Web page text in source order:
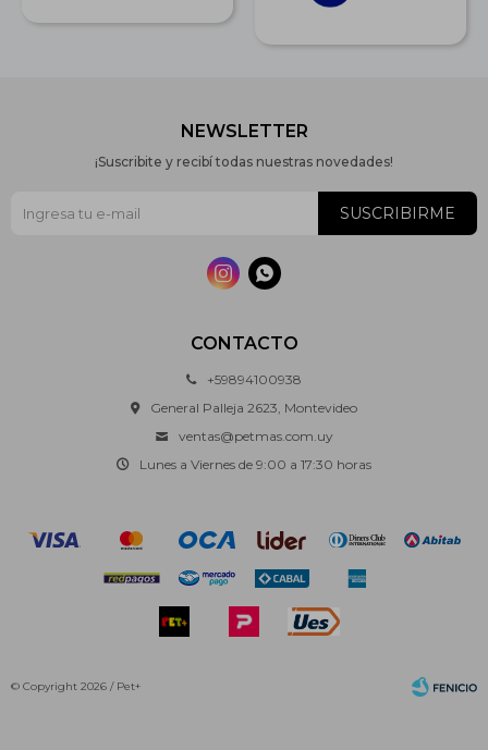
CONTACTO
+59894100938
General Palleja 2623, Montevideo
ventas@petmas.com.uy
Lunes a Viernes de 9:00 a 17:30 horas
NEWSLETTER
¡Suscribite y recibí todas nuestras novedades!
SUSCRIBIRME
 
© Copyright 2026 / Pet+